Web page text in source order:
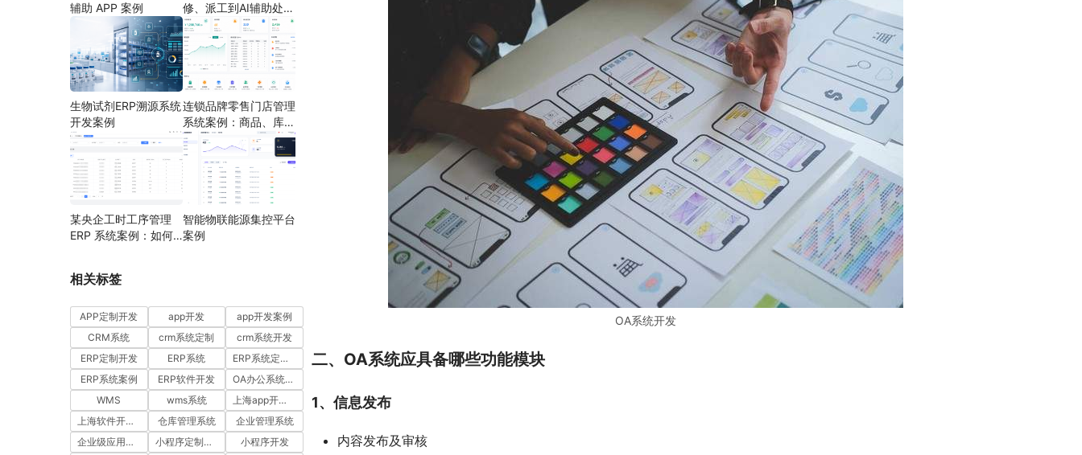
OA系统开发
二、OA系统应具备哪些功能模块
1、信息发布
内容发布及审核
辅助 APP 案例
修、派工到AI辅助处理
的定制开发方案
生物试剂ERP溯源系统
开发案例
连锁品牌零售门店管理
系统案例：商品、库
存、会员和门店运营如
何打通
某央企工时工序管理
ERP 系统案例：如何
智能物联能源集控平台
案例
相关标签
APP定制开发 app开发
app开发案例
CRM系统
crm系统定制
crm系统开发
ERP定制开发
ERP系统
ERP系统定制多少钱一套
ERP系统案例
ERP软件开发
OA办公系统开发
WMS
wms系统
上海app开发公司
上海软件开发公司
仓库管理系统
企业管理系统
企业级应用开发服务案例
小程序定制开发
小程序开发